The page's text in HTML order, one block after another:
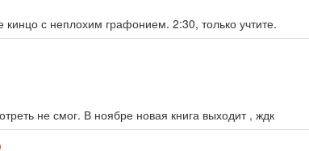
с неплохим графонием. 2:30, только учтите.
не смог. В ноябре новая книга выходит , ждк